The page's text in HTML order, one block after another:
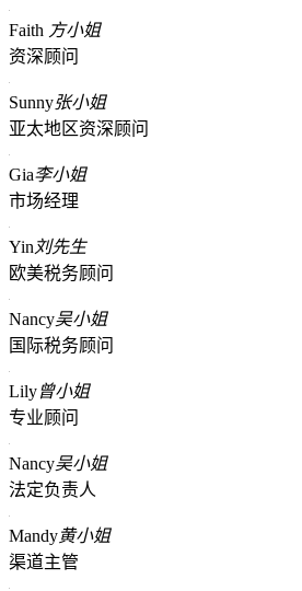
Faith 方小姐
资深顾问
Sunny张小姐
亚太地区资深顾问
Gia李小姐
市场经理
Yin 刘先生
欧美税务顾问
Nancy吴小姐
国际税务顾问
Lily曾小姐
专业顾问
Nancy吴小姐
法定负责人
Mandy黄小姐
渠道主管